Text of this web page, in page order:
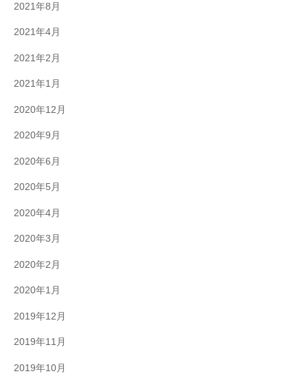
2021年8月
2021年4月
2021年2月
2021年1月
2020年12月
2020年9月
2020年6月
2020年5月
2020年4月
2020年3月
2020年2月
2020年1月
2019年12月
2019年11月
2019年10月